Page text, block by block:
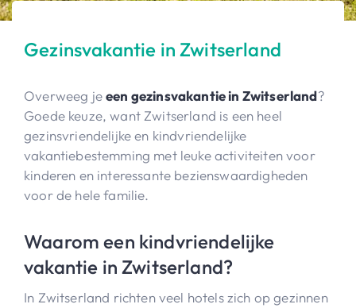
Gezinsvakantie in Zwitserland
Overweeg jeeen gezinsvakantie in Zwitserland?
Goede keuze, want Zwitserland is een heel
gezinsvriendelijke en kindvriendelijke
vakantiebestemming met leuke activiteiten voor
kinderen en interessante bezienswaardigheden
voor de hele familie.
Waarom een kindvriendelijke
vakantie in Zwitserland?
In Zwitserland richten veel hotels zich op gezinnen